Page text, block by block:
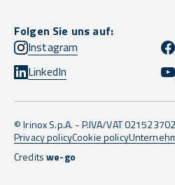
Folgen Sie uns auf:
Instagram
LinkedIn
© Irinox S.p.A. - P.IVA/VAT
Privacy policyCookie policy
Creditswe-go